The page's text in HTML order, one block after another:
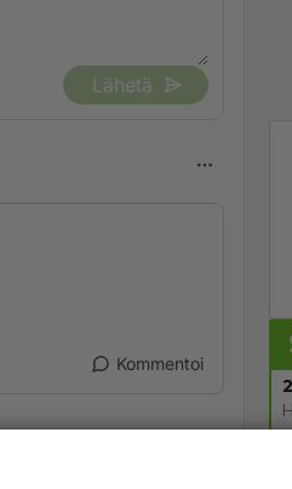
Lähetä
Kommentoi